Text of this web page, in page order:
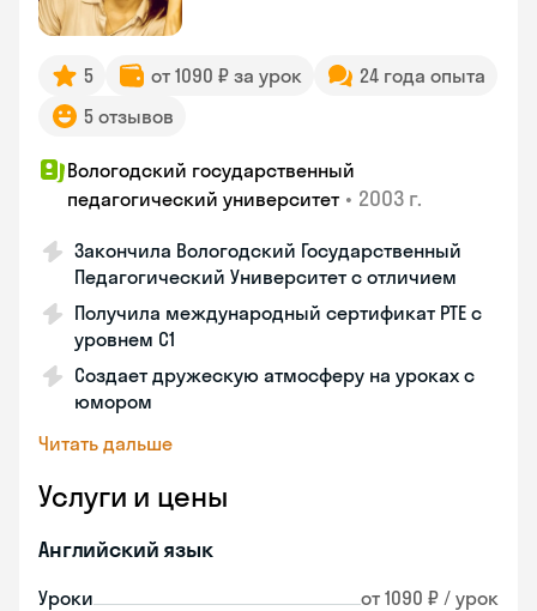
5 от 1090 ₽ за урок
24 года опыта
5 отзывов
Вологодский государственный
педагогический университет • 2003 г.
Закончила Вологодский Государственный
Педагогический Университет с отличием
Получила международный сертификат PTE с
уровнем C1
Создает дружескую атмосферу на уроках с
юмором
Читать дальше
Услуги и цены
Английский язык
Уроки от 1090 ₽ / урок